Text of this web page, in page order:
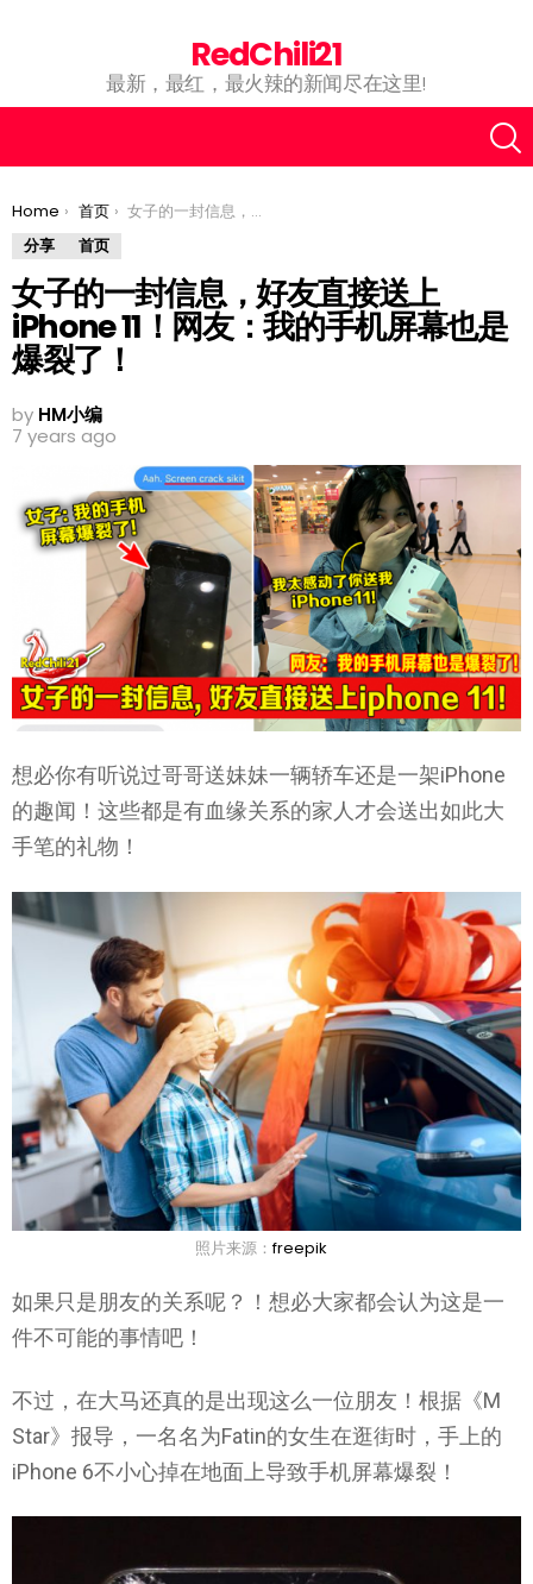
RedChili21
最新，最红，最火辣的新闻尽在这里!
You are here:
Home 首页
女子的一封信息，好友直接送上iPhone 11！网友：我的手机屏幕也是爆裂了！
分享
首页
女子的一封信息，好友直接送上
iPhone 11！网友：我的手机屏幕也是
爆裂了！
by HM小编
7 years ago
想必你有听说过哥哥送妹妹一辆轿车还是一架iPhone
的趣闻！这些都是有血缘关系的家人才会送出如此大
手笔的礼物！
照片来源：freepik
如果只是朋友的关系呢？！想必大家都会认为这是一
件不可能的事情吧！
不过，在大马还真的是出现这么一位朋友！根据《M
Star》报导，一名名为Fatin的女生在逛街时，手上的
iPhone 6不小心掉在地面上导致手机屏幕爆裂！